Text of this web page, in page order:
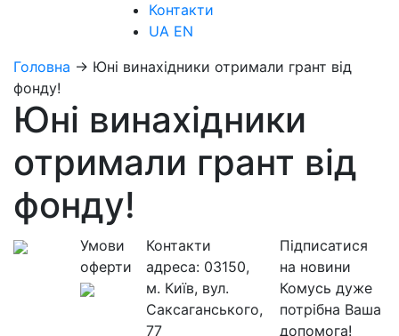
Контакти
UA EN
Головна → Юні винахідники отримали грант від
фонду!
Юні винахідники
отримали грант від
фонду!
Умови
оферти
Контакти
адреса: 03150,
м. Київ, вул.
Саксаганського,
77
Підписатися
на новини
Комусь дуже
потрібна Ваша
допомога!